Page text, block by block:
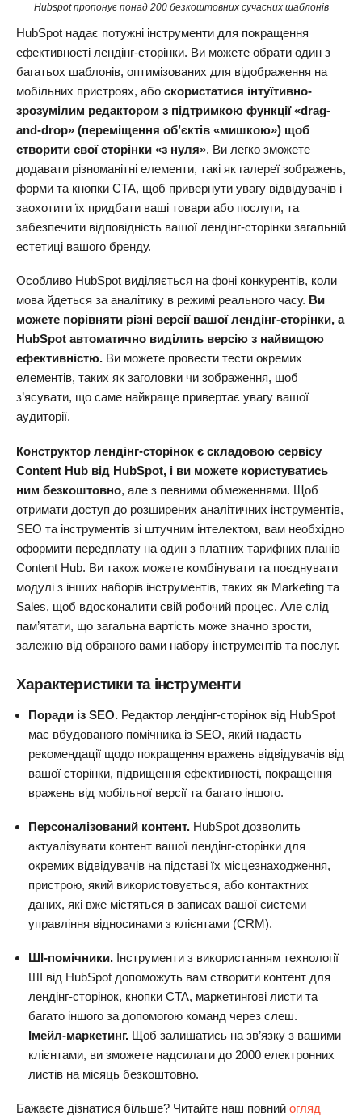
Hubspot пропонує понад 200 безкоштовних сучасних шаблонів
HubSpot надає потужні інструменти для покращення
ефективності лендінг-сторінки. Ви можете обрати один з
багатьох шаблонів, оптимізованих для відображення на
мобільних пристроях, або скористатися інтуїтивно-
зрозумілим редактором з підтримкою функції «drag-
and-drop» (переміщення об’єктів «мишкою») щоб
створити свої сторінки «з нуля». Ви легко зможете
додавати різноманітні елементи, такі як галереї зображень,
форми та кнопки CTA, щоб привернути увагу відвідувачів і
заохотити їх придбати ваші товари або послуги, та
забезпечити відповідність вашої лендінг-сторінки загальній
естетиці вашого бренду.
Особливо HubSpot виділяється на фоні конкурентів, коли
мова йдеться за аналітику в режимі реального часу. Ви
можете порівняти різні версії вашої лендінг-сторінки, а
HubSpot автоматично виділить версію з найвищою
ефективністю. Ви можете провести тести окремих
елементів, таких як заголовки чи зображення, щоб
з’ясувати, що саме найкраще привертає увагу вашої
аудиторії.
Конструктор лендінг-сторінок є складовою сервісу
Content Hub від HubSpot, і ви можете користуватись
ним безкоштовно, але з певними обмеженнями. Щоб
отримати доступ до розширених аналітичних інструментів,
SEO та інструментів зі штучним інтелектом, вам необхідно
оформити передплату на один з платних тарифних планів
Content Hub. Ви також можете комбінувати та поєднувати
модулі з інших наборів інструментів, таких як Marketing та
Sales, щоб вдосконалити свій робочий процес. Але слід
пам’ятати, що загальна вартість може значно зрости,
залежно від обраного вами набору інструментів та послуг.
Характеристики та інструменти
Поради із SEO. Редактор лендінг-сторінок від HubSpot
має вбудованого помічника із SEO, який надасть
рекомендації щодо покращення вражень відвідувачів від
вашої сторінки, підвищення ефективності, покращення
вражень від мобільної версії та багато іншого.
Персоналізований контент. HubSpot дозволить
актуалізувати контент вашої лендінг-сторінки для
окремих відвідувачів на підставі їх місцезнаходження,
пристрою, який використовується, або контактних
даних, які вже містяться в записах вашої системи
управління відносинами з клієнтами (CRM).
ШІ-помічники. Інструменти з використанням технології
ШІ від HubSpot допоможуть вам створити контент для
лендінг-сторінок, кнопки CTA, маркетингові листи та
багато іншого за допомогою команд через слеш.
Імейл-маркетинг. Щоб залишатись на зв’язку з вашими
клієнтами, ви зможете надсилати до 2000 електронних
листів на місяць безкоштовно.
Бажаєте дізнатися більше? Читайте наш повний огляд